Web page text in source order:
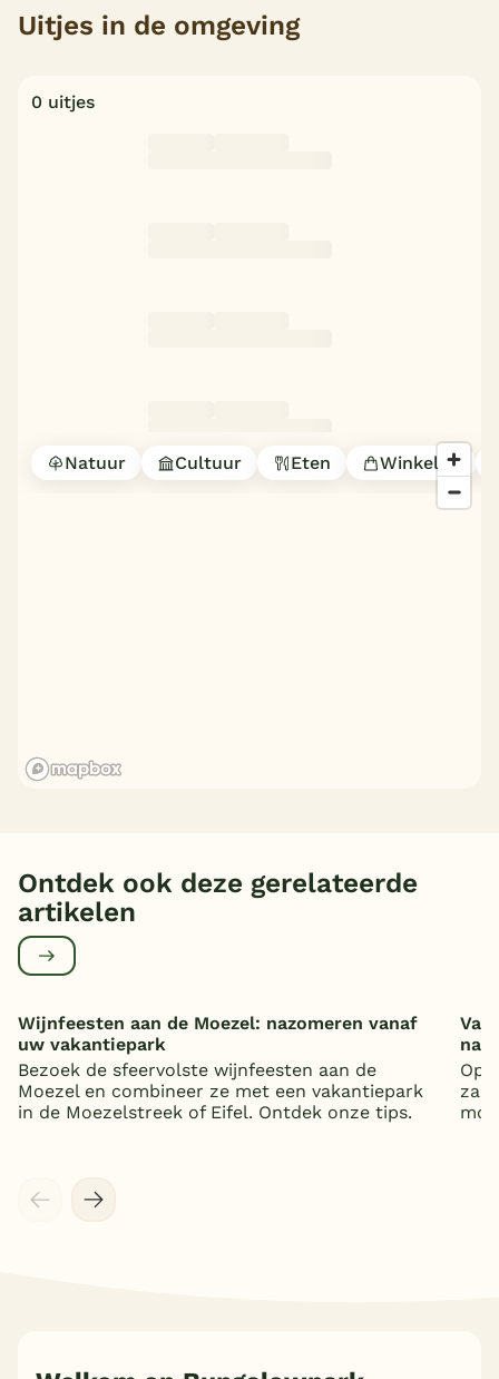
Uitjes in de omgeving
0 uitjes
Natuur Cultuur Eten Winkelen
Ontdek ook deze gerelateerde
artikelen
Wijnfeesten aan de Moezel: nazomeren vanaf
uw vakantiepark
Bezoek de sfeervolste wijnfeesten aan de
Moezel en combineer ze met een vakantiepark
in de Moezelstreek of Eifel. Ontdek onze tips.
Op